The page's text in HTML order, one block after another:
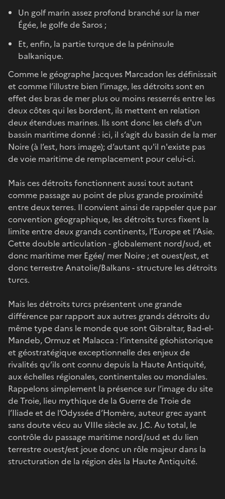
Un golf marin assez profond branché sur la mer
Égée, le golfe de Saros ;
Et, enfin, la partie turque de la péninsule
balkanique.
Comme le géographe Jacques Marcadon les définissait
et comme l’illustre bien l’image, les détroits sont en
effet des bras de mer plus ou moins resserrés entre les
deux côtes qui les bordent, ils mettent en relation
deux étendues marines. Ils sont donc les clefs d'un
bassin maritime donné : ici, il s’agit du bassin de la mer
Noire (à l’est, hors image); d’autant qu'il n'existe pas
de voie maritime de remplacement pour celui-ci.
Mais ces détroits fonctionnent aussi tout autant
comme passage au point de plus grande proximité́
entre deux terres. Il convient ainsi de rappeler que par
convention géographique, les détroits turcs fixent la
limite entre deux grands continents, l’Europe et l’Asie.
Cette double articulation - globalement nord/sud, et
donc maritime mer Egée/ mer Noire ; et ouest/est, et
donc terrestre Anatolie/Balkans - structure les détroits
turcs.
Mais les détroits turcs présentent une grande
différence par rapport aux autres grands détroits du
même type dans le monde que sont Gibraltar, Bad-el-
Mandeb, Ormuz et Malacca : l’intensité géohistorique
et géostratégique exceptionnelle des enjeux de
rivalités qu’ils ont connu depuis la Haute Antiquité,
aux échelles régionales, continentales ou mondiales.
Rappelons simplement la présence sur l’image du site
de Troie, lieu mythique de la Guerre de Troie de
l’Iliade et de l’Odyssée d’Homère, auteur grec ayant
sans doute vécu au VIIIe siècle av. J.C. Au total, le
contrôle du passage maritime nord/sud et du lien
terrestre ouest/est joue donc un rôle majeur dans la
structuration de la région dès la Haute Antiquité.